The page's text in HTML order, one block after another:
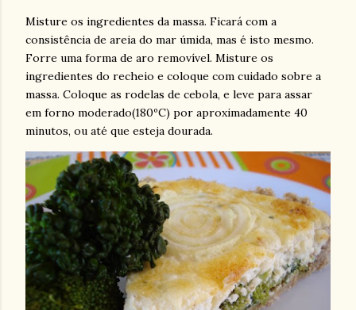
Misture os ingredientes da massa. Ficará com a
consistência de areia do mar úmida, mas é isto mesmo.
Forre uma forma de aro removível. Misture os
ingredientes do recheio e coloque com cuidado sobre a
massa. Coloque as rodelas de cebola, e leve para assar
em forno moderado(180ºC) por aproximadamente 40
minutos, ou até que esteja dourada.